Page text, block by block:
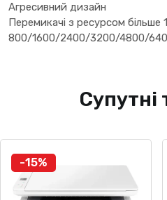
Агресивний дизайн
Перемикачі з ресурсом більше
800/1600/2400/3200/4800/
Супутні
-15%